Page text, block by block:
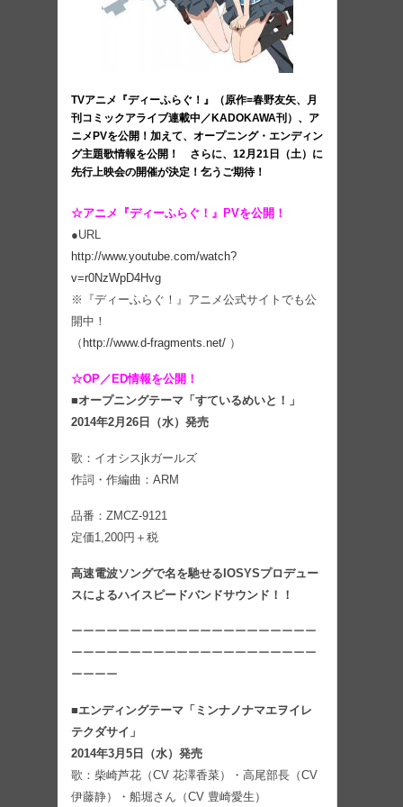
TVアニメ『ディーふらぐ！』（原作=春野友矢、月
刊コミックアライブ連載中／KADOKAWA刊）、ア
ニメPVを公開！加えて、オープニング・エンディン
グ主題歌情報を公開！ さらに、12月21⽇（土）に
先⾏上映会の開催が決定！乞うご期待！
☆アニメ『ディーふらぐ！』PVを公開！
●URL
http://www.youtube.com/watch?
v=r0NzWpD4Hvg
※『ディーふらぐ！』アニメ公式サイトでも公
開中！
（ http://www.d-fragments.net/ ）
☆OP／ED情報を公開！
■オープニングテーマ「すているめいと！」
2014年2月26日（水）発売
歌：イオシスjkガールズ
作詞・作編曲：ARM
品番：ZMCZ-9121
定価1,200円＋税
高速電波ソングで名を馳せるIOSYSプロデュー
スによるハイスピードバンドサウンド！！
ーーーーーーーーーーーーーーーーーーーーー
ーーーーーーーーーーーーーーーーーーーーー
ーーーー
■エンディングテーマ「ミンナノナマエヲイレ
テクダサイ」
2014年3月5日（水）発売
歌：柴崎芦花（CV 花澤⾹菜）・⾼尾部⻑（CV
伊藤静）・船堀さん（CV 豊崎愛生）